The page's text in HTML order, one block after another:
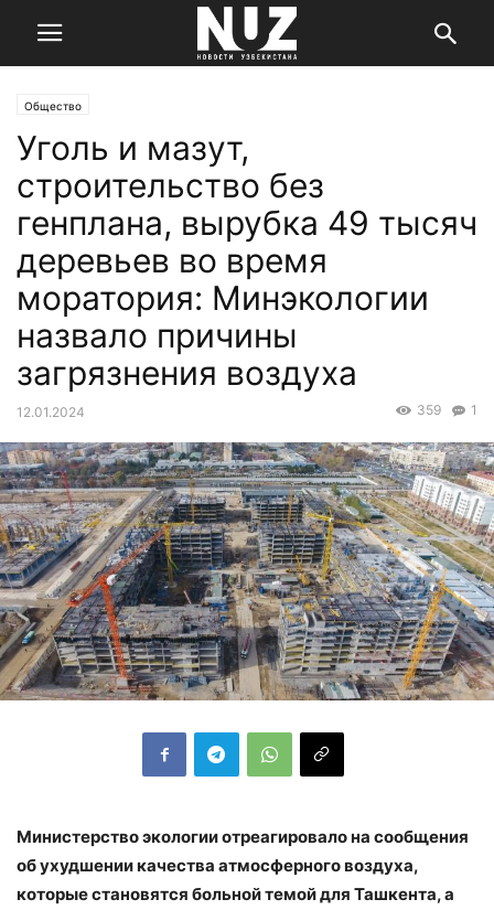
Общество
Уголь и мазут,
строительство без
генплана, вырубка 49 тысяч
деревьев во время
моратория: Минэкологии
назвало причины
загрязнения воздуха
12.01.2024 1
359
Министерство экологии отреагировало на сообщения
об ухудшении качества атмосферного воздуха,
которые становятся больной темой для Ташкента, а